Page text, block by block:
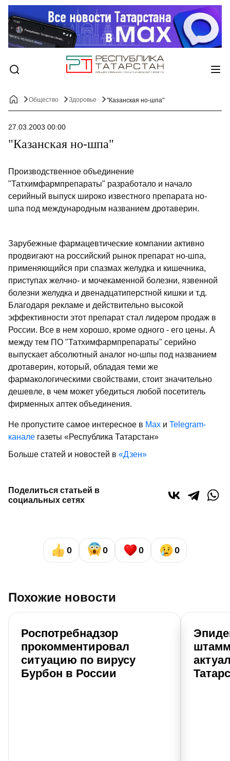
Общество Здоровье "Казанская но-шпа"
27.03.2003 00:00
"Казанская но-шпа"
Производственное объединение
"Татхимфармпрепараты" разработало и начало
серийный выпуск широко известного препарата но-
шпа под международным названием дротаверин.
Зарубежные фармацевтические компании активно
продвигают на российский рынок препарат но-шпа,
применяющийся при спазмах желудка и кишечника,
приступах желчно- и мочекаменной болезни, язвенной
болезни желудка и двенадцатиперстной кишки и т.д.
Благодаря рекламе и действительно высокой
эффективности этот препарат стал лидером продаж в
России. Все в нем хорошо, кроме одного - его цены. А
между тем ПО "Татхимфармпрепараты" серийно
выпускает абсолютный аналог но-шпы под названием
дротаверин, который, обладая теми же
фармакологическими свойствами, стоит значительно
дешевле, в чем может убедиться любой посетитель
фирменных аптек объединения.
Не пропустите самое интересное в Max и Telegram-
канале газеты «Республика Татарстан»
Больше статей и новостей в «Дзен»
Поделиться статьей в
социальных сетях
0 0 0 0
Похожие новости
Роспотребнадзор
прокомментировал
ситуацию по вирусу
Бурбон в России